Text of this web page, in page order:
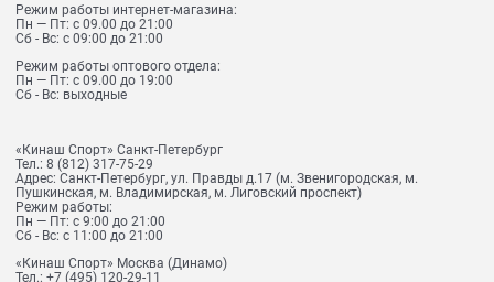
Режим работы интернет-магазина:
Пн — Пт: с 09.00 до 21:00
Сб - Вс: с 09:00 до 21:00
Режим работы оптового отдела:
Пн — Пт: с 09.00 до 19:00
Сб - Вс: выходные
«Кинаш Спорт» Санкт-Петербург
Тел.: 8 (812) 317-75-29
Адрес: Санкт-Петербург, ул. Правды д.17 (м. Звенигородская, м.
Пушкинская, м. Владимирская, м. Лиговский проспект)
Режим работы:
Пн — Пт: с 9:00 до 21:00
Сб - Вс: с 11:00 до 21:00
«Кинаш Спорт» Москва (Динамо)
Тел.: +7 (495) 120-29-11